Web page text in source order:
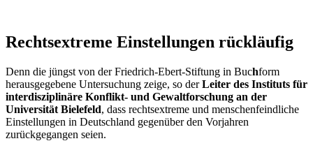
Rechtsextreme Einstellungen rückläufig
Denn die jüngst von der Friedrich-Ebert-Stiftung in Buchform
herausgegebene Untersuchung zeige, so derLeiter des Instituts für
interdisziplinäre Konflikt- und Gewaltforschung an der
Universität Bielefeld, dass rechtsextreme und menschenfeindliche
Einstellungen in Deutschland gegenüber den Vorjahren
zurückgegangen seien.